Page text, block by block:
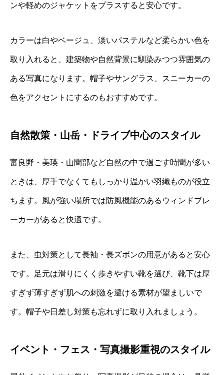
ンや軽めのジャケットをプラスすると安心です。
カラーは白やベージュ、淡いパステルなど柔らかい色を
取り入れると、建築物や自然背景に馴染みつつ雰囲気の
ある写真になります。帽子やサングラス、スニーカーの
色をアクセントにするのもおすすめです。
自然散策・山岳・ドライブ中心のスタイル
富良野・美瑛・山間部など自然の中で過ごす時間が多い
ときは、厚手でなくてもしっかり温かい羽織ものが役立
ちます。風が強い場所では防風機能のあるウィンドブレ
ーカーがあると快適です。
また、虫対策として長袖・長ズボンの用意があると安心
です。足元は滑りにくく歩きやすい靴を選び、靴下は厚
すぎず薄すぎず肌への刺激を避ける素材が望ましいで
す。帽子や日差し対策も忘れずに取り入れましょう。
イベント・フェス・写真撮影重視のスタイル